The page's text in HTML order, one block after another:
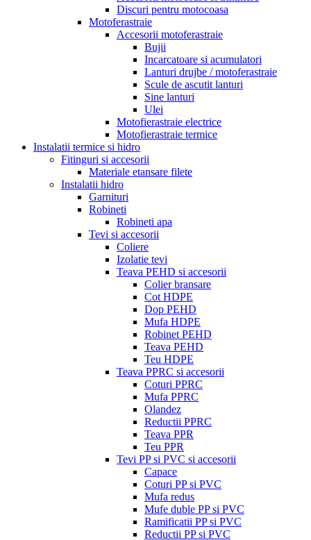
Discuri pentru motocoasa
Motoferastraie
Accesorii motoferastraie
Bujii
Incarcatoare si acumulatori
Lanturi drujbe / motoferastraie
Scule de ascutit lanturi
Sine lanturi
Ulei
Motofierastraie electrice
Motofierastraie termice
Instalatii termice si hidro
Fitinguri si accesorii
Materiale etansare filete
Instalatii hidro
Garnituri
Robineti
Robineti apa
Tevi si accesorii
Coliere
Izolatie tevi
Teava PEHD si accesorii
Colier bransare
Cot HDPE
Dop PEHD
Mufa HDPE
Robinet PEHD
Teava PEHD
Teu HDPE
Teava PPRC si accesorii
Coturi PPRC
Mufa PPRC
Olandez
Reductii PPRC
Teava PPR
Teu PPR
Tevi PP si PVC si accesorii
Capace
Coturi PP si PVC
Mufa redus
Mufe duble PP si PVC
Ramificatii PP si PVC
Reductii PP si PVC